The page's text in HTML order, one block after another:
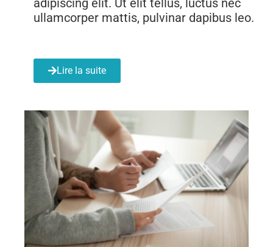
adipiscing elit. Ut elit tellus, luctus nec
ullamcorper mattis, pulvinar dapibus leo.
Lire la suite